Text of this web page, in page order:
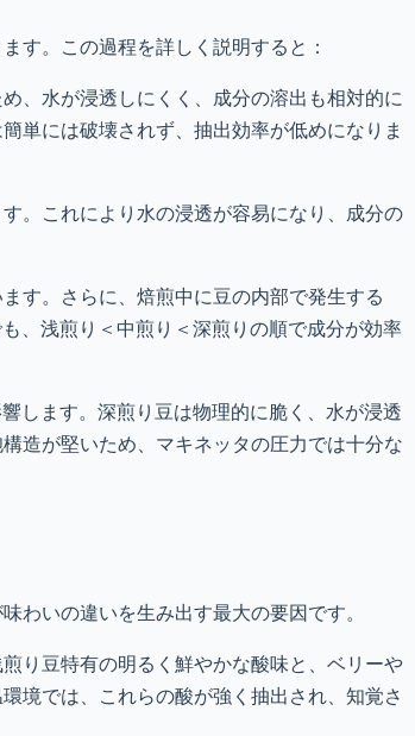
す。この過程を詳しく説明すると：
、水が浸透しにくく、成分の溶出も相対的に
単には破壊されず、抽出効率が低めになりま
。これにより水の浸透が容易になり、成分の
す。さらに、焙煎中に豆の内部で発生する
、浅煎り＜中煎り＜深煎りの順で成分が効率
します。深煎り豆は物理的に脆く、水が浸透
造が堅いため、マキネッタの圧力では十分な
わいの違いを生み出す最大の要因です。
り豆特有の明るく鮮やかな酸味と、ベリーや
境では、これらの酸が強く抽出され、知覚さ